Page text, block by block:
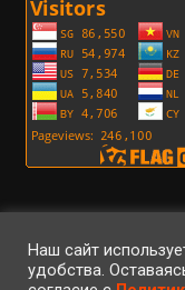
Условия
Наш сайт
удобства.